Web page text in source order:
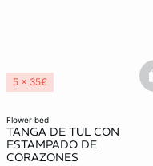
flower bed
TANGA DE TUL CON
ESTAMPADO DE
CORAZONES
5 x 35€